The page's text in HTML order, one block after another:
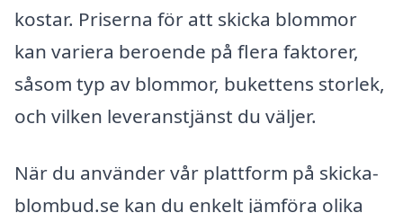
kostar. Priserna för att skicka blommor
kan variera beroende på flera faktorer,
såsom typ av blommor, bukettens storlek,
och vilken leveranstjänst du väljer.
När du använder vår plattform på skicka-
blombud.se kan du enkelt jämföra olika